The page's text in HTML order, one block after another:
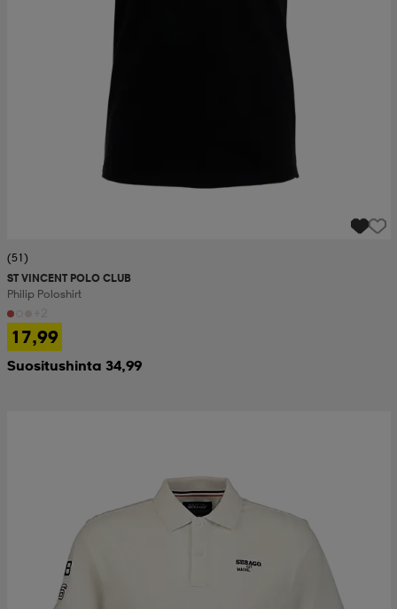
(51)
ST VINCENT POLO CLUB
Philip Poloshirt
17,99
Suositushinta 34,99